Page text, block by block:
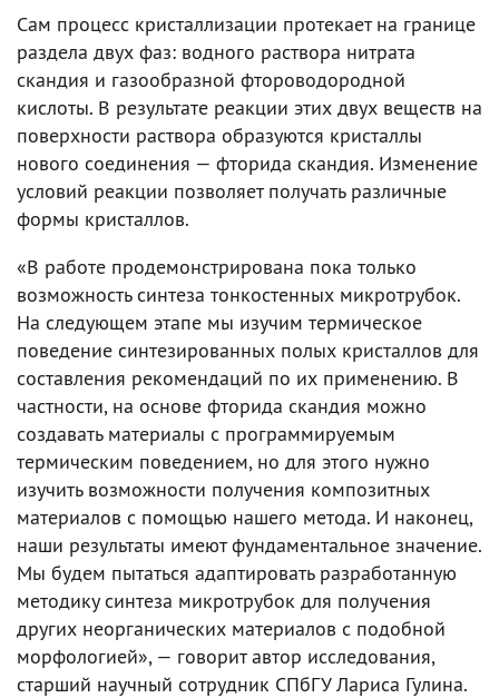
Сам процесс кристаллизации протекает на границе
раздела двух фаз: водного раствора нитрата
скандия и газообразной фтороводородной
кислоты. В результате реакции этих двух веществ на
поверхности раствора образуются кристаллы
нового соединения — фторида скандия. Изменение
условий реакции позволяет получать различные
формы кристаллов.
«В работе продемонстрирована пока только
возможность синтеза тонкостенных микротрубок.
На следующем этапе мы изучим термическое
поведение синтезированных полых кристаллов для
составления рекомендаций по их применению. В
частности, на основе фторида скандия можно
создавать материалы с программируемым
термическим поведением, но для этого нужно
изучить возможности получения композитных
материалов с помощью нашего метода. И наконец,
наши результаты имеют фундаментальное значение.
Мы будем пытаться адаптировать разработанную
методику синтеза микротрубок для получения
других неорганических материалов с подобной
морфологией», — говорит автор исследования,
старший научный сотрудник СПбГУ Лариса Гулина.